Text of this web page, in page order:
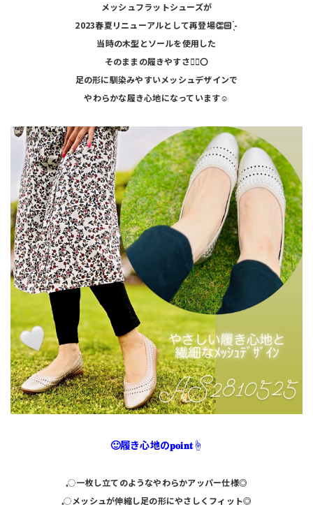
メッシュフラットシューズが
2023春夏リニューアルとして再登場👏🏻 ̖́-
当時の木型とソールを使用した
そのままの履きやすさ🙆‍♀️〇
足の形に馴染みやすいメッシュデザインで
やわらかな履き心地になっています☺️
🙂履き心地の𝐩𝐨𝐢𝐧𝐭☝️
𓈒◌一枚し立てのようなやわらかアッパー仕様◎
𓈒◌メッシュが伸縮し足の形にやさしくフィット◎